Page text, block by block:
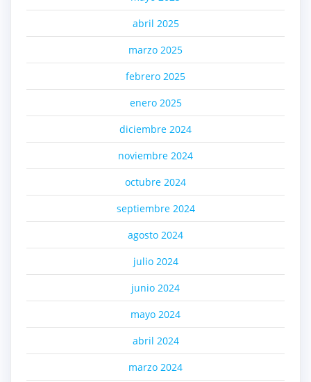
abril 2025
marzo 2025
febrero 2025
enero 2025
diciembre 2024
noviembre 2024
octubre 2024
septiembre 2024
agosto 2024
julio 2024
junio 2024
mayo 2024
abril 2024
marzo 2024